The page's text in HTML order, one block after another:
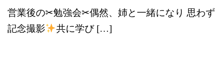
営業後の✂︎勉強会✂︎偶然、姉と一緒になり 思わず
記念撮影
共に学び […]